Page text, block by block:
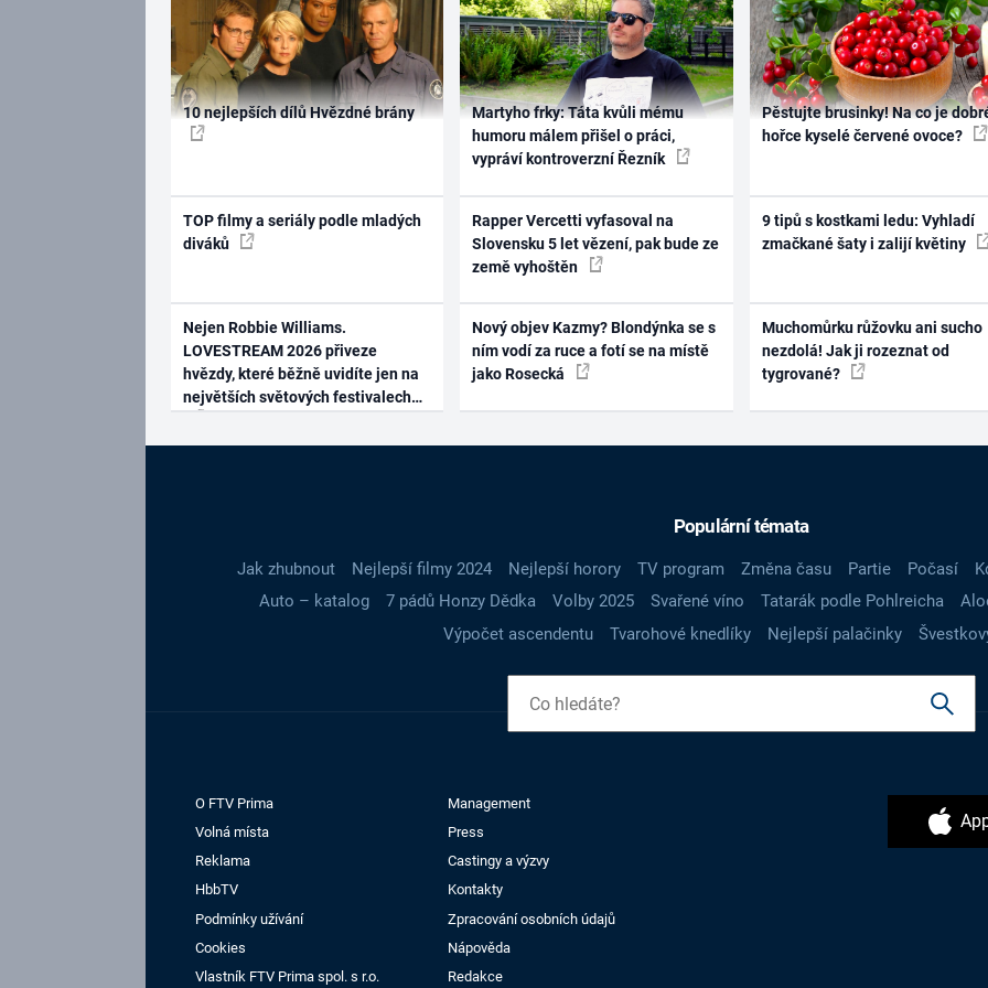
10 nejlepších dílů Hvězdné brány
TOP filmy a seriály podle mladých
diváků
Nejen Robbie Williams.
LOVESTREAM 2026 přiveze
hvězdy, které běžně uvidíte jen na
největších světových festivalech
Martyho frky: Táta kvůli mému
humoru málem přišel o práci,
vypráví kontroverzní Řezník
Rapper Vercetti vyfasoval na
Slovensku 5 let vězení, pak bude ze
země vyhoštěn
Nový objev Kazmy? Blondýnka se s
ním vodí za ruce a fotí se na místě
jako Rosecká
Pěstujte brusinky! Na co je
hořce kyselé červené ovoce?
9 tipů s kostkami ledu: Vyhladí
zmačkané šaty i zalijí květiny
Muchomůrku růžovku ani sucho
nezdolá! Jak ji rozeznat od
tygrované?
Populární témata
Jak zhubnout Nejlepší filmy 2024 Nejlepší horory TV program Změna času Partie Počasí
Auto – katalog
7 pádů Honzy Dědka Volby 2025 Svařené víno Tatarák podle Pohlreicha
Výpočet ascendentu
Tvarohové knedlíky Nejlepší palačinky
O FTV Prima
Management
Volná místa
Press
Reklama
Castingy a výzvy
HbbTV
Kontakty
Podmínky užívání
Zpracování osobních údajů
Cookies
Nápověda
Vlastník FTV Prima spol. s r.o.
Redakce